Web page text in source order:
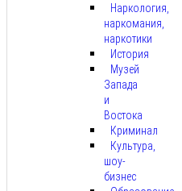
Наркология,
наркомания,
наркотики
История
Музей
Запада
и
Востока
Криминал
Культура,
шоу-
бизнес